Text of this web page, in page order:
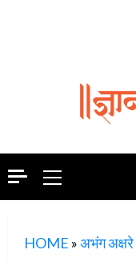
Primary
Menu
HOME »अभंग अक्षरे